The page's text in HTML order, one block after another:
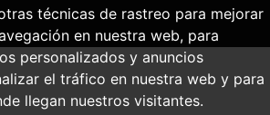
técnicas de rastreo para mejorar
en nuestra web, para
personalizados y anuncios
el tráfico en nuestra web y para
llegan nuestros visitantes.